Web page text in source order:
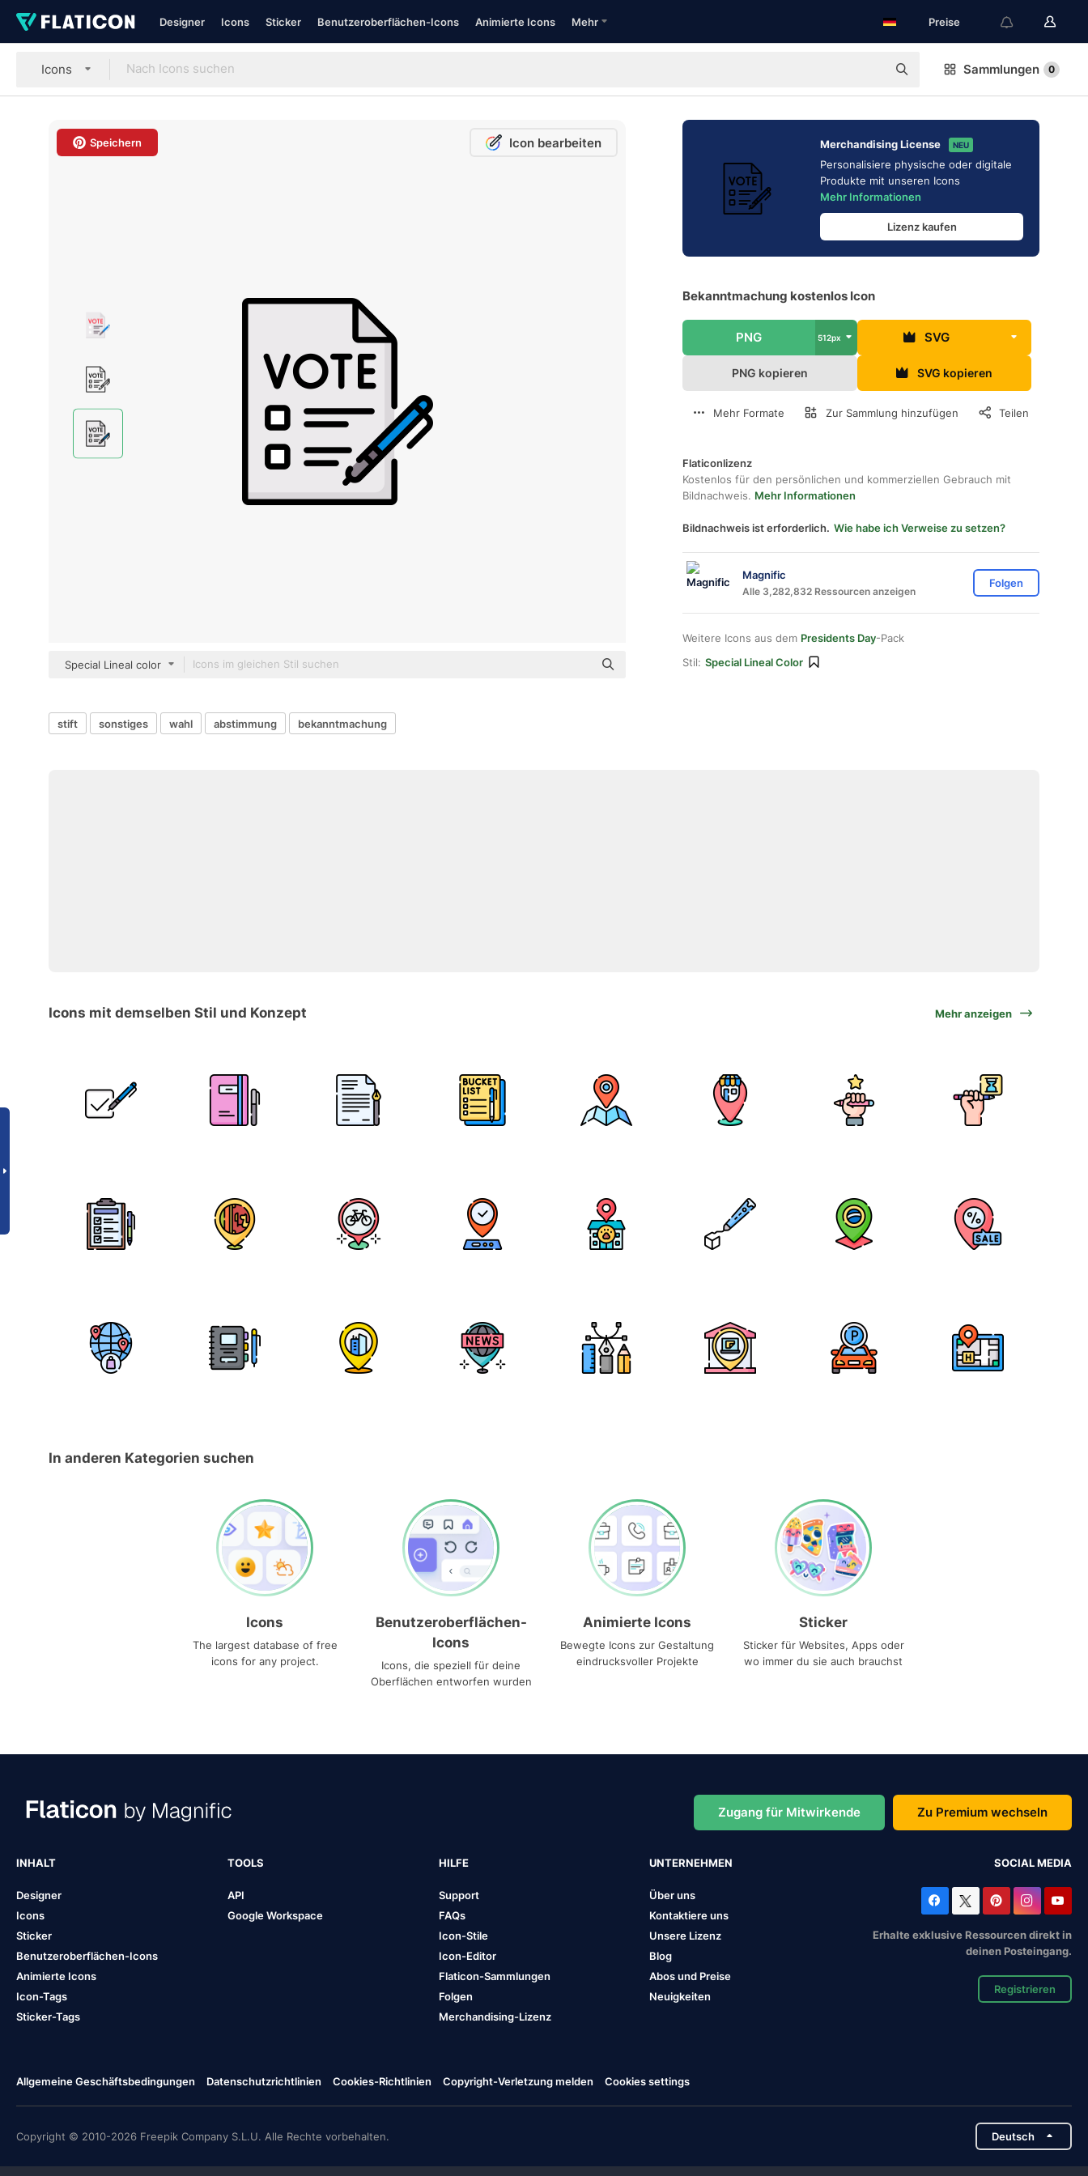
Designer Icons Sticker Benutzeroberflächen-Icons Animierte Icons Mehr Preise
Icons Sammlungen 0
Speichern Icon bearbeiten
Special Lineal color
Merchandising License NEU
Personalisiere physische oder digitale
Produkte mit unseren Icons
Mehr Informationen
Lizenz kaufen
Bekanntmachung kostenlos Icon
PNG 512px SVG
PNG kopieren SVG kopieren
Mehr Formate Zur Sammlung hinzufügen Teilen
Flaticonlizenz
Kostenlos für den persönlichen und kommerziellen Gebrauch mit
Bildnachweis. Mehr Informationen
Bildnachweis ist erforderlich. Wie habe ich Verweise zu setzen?
Magnific
Alle 3,282,832 Ressourcen anzeigen
Folgen
Weitere Icons aus dem Presidents Day-Pack
Stil: Special Lineal Color
stift sonstiges wahl abstimmung bekanntmachung
Icons mit demselben Stil und Konzept Mehr anzeigen
In anderen Kategorien suchen
Icons
The largest database of free
icons for any project.
Benutzeroberflächen-
Icons
Icons, die speziell für deine
Oberflächen entworfen wurden
Animierte Icons
Bewegte Icons zur Gestaltung
eindrucksvoller Projekte
Sticker
Sticker für Websites, Apps oder
wo immer du sie auch brauchst
Zugang für Mitwirkende Zu Premium wechseln
INHALT
Designer
Icons
Sticker
Benutzeroberflächen-Icons
Animierte Icons
Icon-Tags
Sticker-Tags
TOOLS
API
Google Workspace
HILFE
Support
FAQs
Icon-Stile
Icon-Editor
Flaticon-Sammlungen
Folgen
Merchandising-Lizenz
UNTERNEHMEN
Über uns
Kontaktiere uns
Unsere Lizenz
Blog
Abos und Preise
Neuigkeiten
SOCIAL MEDIA
Erhalte exklusive Ressourcen direkt in
deinen Posteingang.
Registrieren
Allgemeine Geschäftsbedingungen Datenschutzrichtlinien Cookies-Richtlinien Copyright-Verletzung melden Cookies settings
Copyright © 2010-2026 Freepik Company S.L.U. Alle Rechte vorbehalten. Deutsch